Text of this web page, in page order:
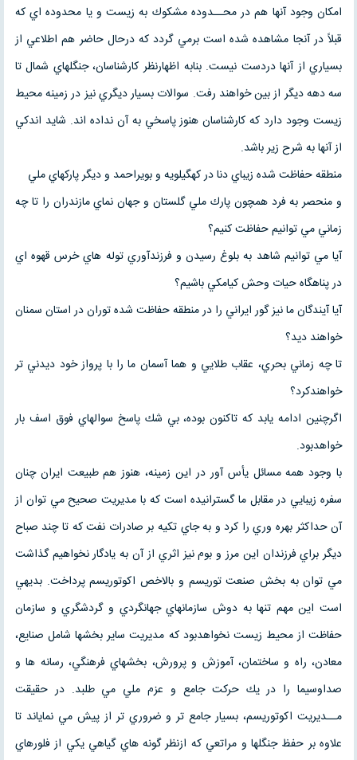
امكان وجود آنها هم در محــدوده مشكوك به زيست و يا محدوده اي كه
قبلاً در آنجا مشاهده شده است برمي گردد كه درحال حاضر هم اطلاعي از
بسياري از آنها دردست نيست. بنابه اظهارنظر كارشناسان، جنگلهاي شمال تا
سه دهه ديگر از بين خواهند رفت. سوالات بسيار ديگري نيز در زمينه محيط
زيست وجود دارد كه كارشناسان هنوز پاسخي به آن نداده اند. شايد اندكي
از آنها به شرح زير باشد.
منطقه حفاظت شده زيباي دنا در كهگيلويه و بويراحمد و ديگر پاركهاي ملي
و منحصر به فرد همچون پارك ملي گلستان و جهان نماي مازندران را تا چه
زماني مي توانيم حفاظت كنيم؟
آيا مي توانيم شاهد به بلوغ رسيدن و فرزندآوري توله هاي خرس قهوه اي
در پناهگاه حيات وحش كيامكي باشيم؟
آيا آيندگان ما نيز گور ايراني را در منطقه حفاظت شده توران در استان سمنان
خواهند ديد؟
تا چه زماني بحري، عقاب طلايي و هما آسمان ما را با پرواز خود ديدني تر
خواهندكرد؟
اگرچنين ادامه يابد كه تاكنون بوده، بي شك پاسخ سوالهاي فوق اسف بار
خواهدبود.
با وجود همه مسائل يأس آور در اين زمينه، هنوز هم طبيعت ايران چنان
سفره زيبايي در مقابل ما گسترانيده است كه با مديريت صحيح مي توان از
آن حداكثر بهره وري را كرد و به جاي تكيه بر صادرات نفت كه تا چند صباح
ديگر براي فرزندان اين مرز و بوم نيز اثري از آن به يادگار نخواهيم گذاشت
مي توان به بخش صنعت توريسم و بالاخص اكوتوريسم پرداخت. بديهي
است اين مهم تنها به دوش سازمانهاي جهانگردي و گردشگري و سازمان
حفاظت از محيط زيست نخواهدبود كه مديريت ساير بخشها شامل صنايع،
معادن، راه و ساختمان، آموزش و پرورش، بخشهاي فرهنگي، رسانه ها و
صداوسيما را در يك حركت جامع و عزم ملي مي طلبد. در حقيقت
مــديريت اكوتوريسم، بسيار جامع تر و ضروري تر از پيش مي نماياند تا
علاوه بر حفظ جنگلها و مراتعي كه ازنظر گونه هاي گياهي يكي از فلورهاي